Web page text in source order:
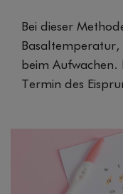
Bei dieser
beim
Termin des